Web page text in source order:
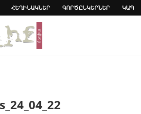
ՀԵՂԻՆԱԿՆԵՐ ԳՈՐԾԸՆԿԵՐՆԵՐ ԿԱՊ